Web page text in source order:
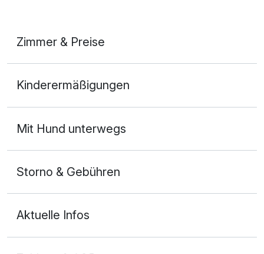
Zimmer & Preise
2 Erwachsene und 1 Kind
Zusatznächte
Kinderermäßigungen
Mit Hund unterwegs
Storno & Gebühren
Aktuelle Infos